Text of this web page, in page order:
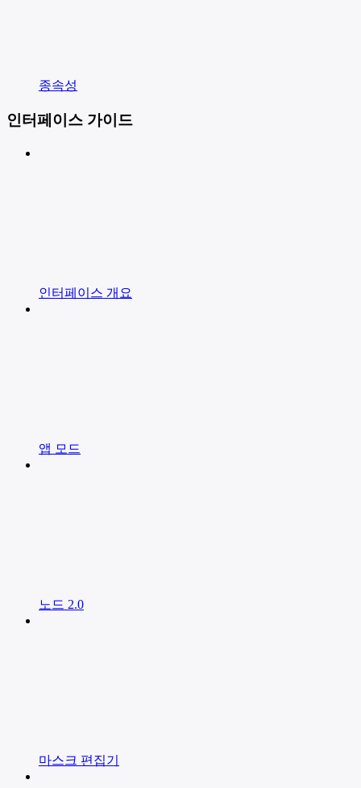
종속성
인터페이스 가이드
인터페이스 개요
앱 모드
노드 2.0
마스크 편집기